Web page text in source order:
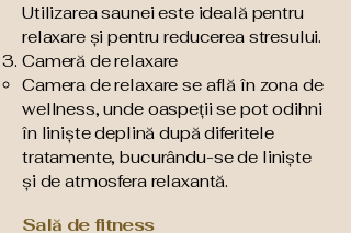
Utilizarea saunei este ideală pentru
relaxare și pentru reducerea stresului.
Cameră de relaxare
Camera de relaxare se află în zona de
wellness, unde oaspeții se pot odihni
în liniște deplină după diferitele
tratamente, bucurându-se de liniște
și de atmosfera relaxantă.
Sală de fitness